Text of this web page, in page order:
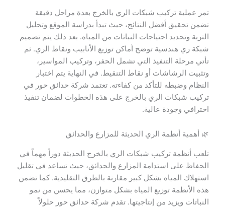
تمر عملية تركيب شبكات الري بالخرج بعدة مراحل دقيقة
تضمن تحقيق أفضل النتائج، حيث تبدأ بدراسة الموقع وتحليل
التربة وتحديد احتياجات النباتات من المياه. بعد ذلك يتم تصميم
شبكة ري هندسية توضح أماكن توزيع الأنابيب ونقاط الري. ثم
تأتي مرحلة التنفيذ التي تشمل الحفر، وتركيب المواسير،
وتثبيت الرشاشات أو نقاط التنقيط. في النهاية يتم اختبار
النظام وضبطه للتأكد من كفاءته. تعتمد شركة حدائق حور في
تركيب شبكات الري بالخرج على هذه الخطوات لضمان تنفيذ
احترافي وجودة عالية.
🌿 أهمية أنظمة الري الحديثة للمزارع والحدائق
تلعب أنظمة تركيب شبكات الري بالخرج الحديثة دوراً مهماً في
الحفاظ على استدامة المزارع والحدائق، حيث تساعد في تقليل
استهلاك المياه بشكل كبير مقارنة بالطرق التقليدية. كما تضمن
هذه الأنظمة توزيع المياه بشكل متوازن، مما يحسن من نمو
النباتات ويزيد من إنتاجيتها. تقدم شركة حدائق حور حلولاً